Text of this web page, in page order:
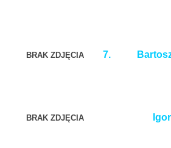
BRAK ZDJĘCIA 7.
BRAK ZDJĘCIA